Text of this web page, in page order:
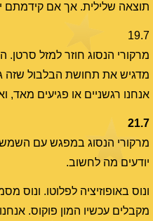
תוצאה שלילית. אך אם קידמתם
19.7
מרקורי הנסוג חוזר למזל
מדגיש את תחושת הבלבול שזה
אנחנו רגשניים או פגיעים מאד,
21.7
מרקורי הנסוג במפגש עם
יודעים מה לחשוב.
ונוס באופוזיציה לפלוטו. ונוס
מקבלים עכשיו המון פוקוס.